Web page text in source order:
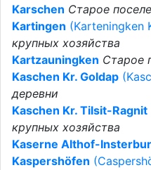
Karschen Старое
Kartingen (Karteningken
крупных хозяйства
Kartzauningken Старое
Kaschen Kr. Goldap
деревни
Kaschen Kr. Tilsit-Ragnit
крупных хозяйства
Kaserne Althof-
Kaspershöfen